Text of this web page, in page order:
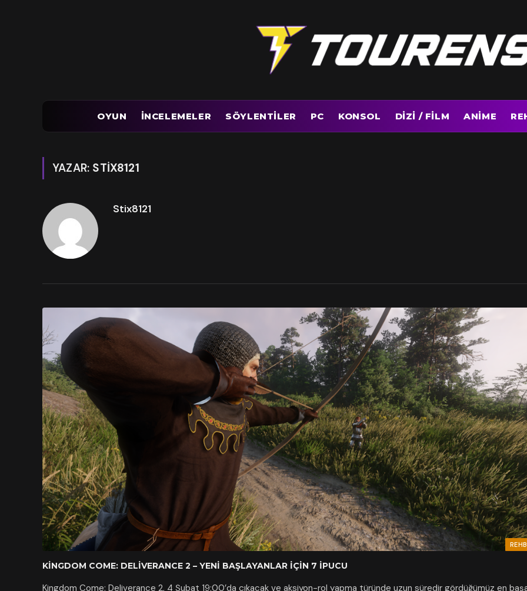
OYUN İNCELEMELER SÖYLENTILER PC KONSOL DIZI / FILM ANIME
YAZAR: STIX8121
Stix8121
KINGDOM COME: DELIVERANCE 2 – YENI BAŞLAYANLAR İÇIN 7 İPUCU
Kingdom Come: Deliverance 2, 4 Şubat 19:00’da çıkacak ve aksiyon-rol yapma türünde uzun süredir gördüğümüz en